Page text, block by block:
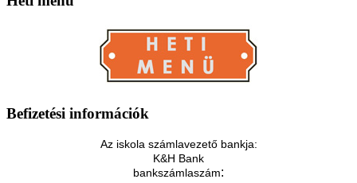
Befizetési információk
Az iskola számlavezető bankja:
K&H Bank
bankszámlaszám: